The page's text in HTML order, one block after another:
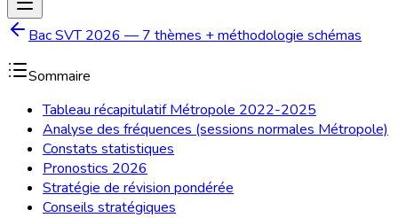
Bac SVT 2026 — 7 thèmes + méthodologie schémas
Sommaire
Tableau récapitulatif Métropole 2022-2025
Analyse des fréquences (sessions normales Métropole)
Constats statistiques
Pronostics 2026
Stratégie de révision pondérée
Conseils stratégiques